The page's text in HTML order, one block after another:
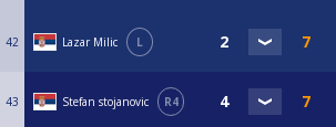
42 Lazar Milic L
43 Stefan stojanovic R4